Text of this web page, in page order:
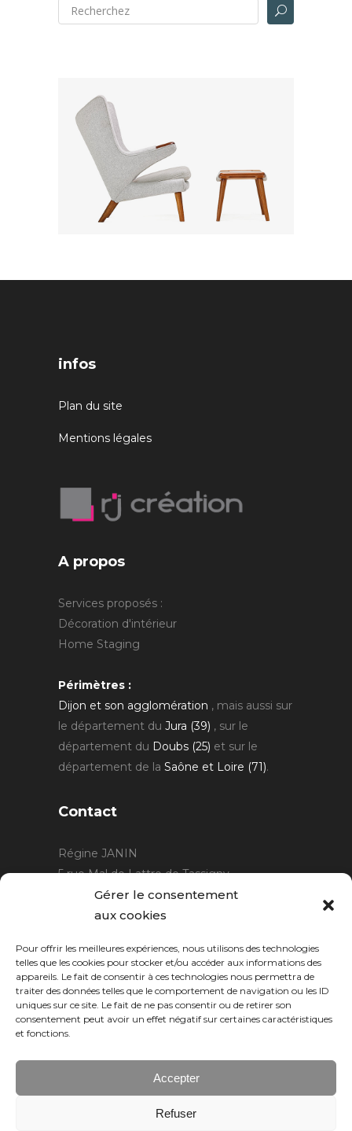
Gérer le consentement
aux cookies
Pour offrir les meilleures expériences, nous utilisons des technologies
telles que les cookies pour stocker et/ou accéder aux informations des
appareils. Le fait de consentir à ces technologies nous permettra de
traiter des données telles que le comportement de navigation ou les ID
uniques sur ce site. Le fait de ne pas consentir ou de retirer son
consentement peut avoir un effet négatif sur certaines caractéristiques
et fonctions.
Accepter
Refuser
infos
Plan du site
Mentions légales
A propos
Services proposés :
Décoration d'intérieur
Home Staging
Périmètres :
Dijon et son agglomération , mais aussi sur
le département du Jura (39) , sur le
département du Doubs (25) et sur le
département de la Saône et Loire (71).
Contact
Régine JANIN
5 rue Mal de Lattre de Tassigny
21220 Gevrey Chambertin
06 15 15 80 29
Horaires :sur rendez-vous.